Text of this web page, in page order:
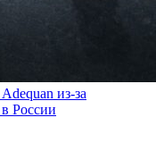
из-за
России